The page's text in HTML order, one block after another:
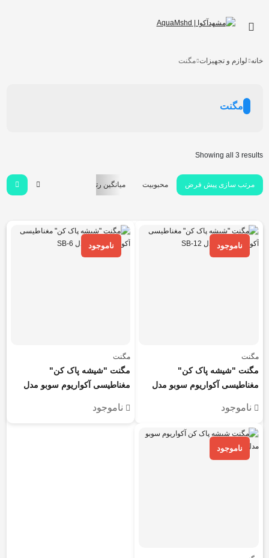
خانه لوازم و تجهیزات مگنت
مگنت
Showing all 3 results
مرتب سازی پیش فرض محبوبیت میانگین رتبه هزینه: کم
ناموجود
مگنت
مگنت "شیشه پاک کن"
مغناطیسی آکواریوم سوبو مدل
ناموجود
ناموجود
مگنت
مگنت "شیشه پاک کن"
مغناطیسی آکواریوم سوبو مدل
ناموجود
ناموجود